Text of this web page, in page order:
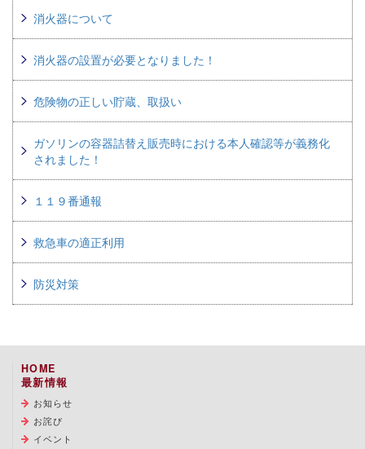
消火器について
消火器の設置が必要となりました！
危険物の正しい貯蔵、取扱い
ガソリンの容器詰替え販売時における本人確認等が義務化
されました！
１１９番通報
救急車の適正利用
防災対策
HOME
最新情報
お知らせ
お詫び
イベント